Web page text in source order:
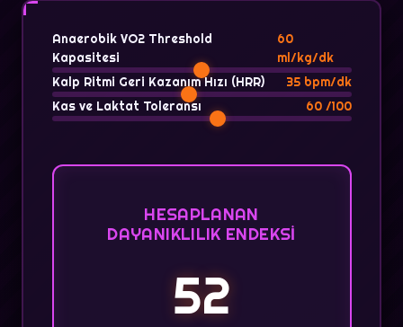
Anaerobik VO2 Threshold
Kapasitesi
60
ml/kg/dk
Kalp Ritmi Geri Kazanım Hızı (HRR)
35bpm/dk
Kas ve Laktat Toleransı
60/100
HESAPLANAN
DAYANIKLILIK ENDEKSI
52